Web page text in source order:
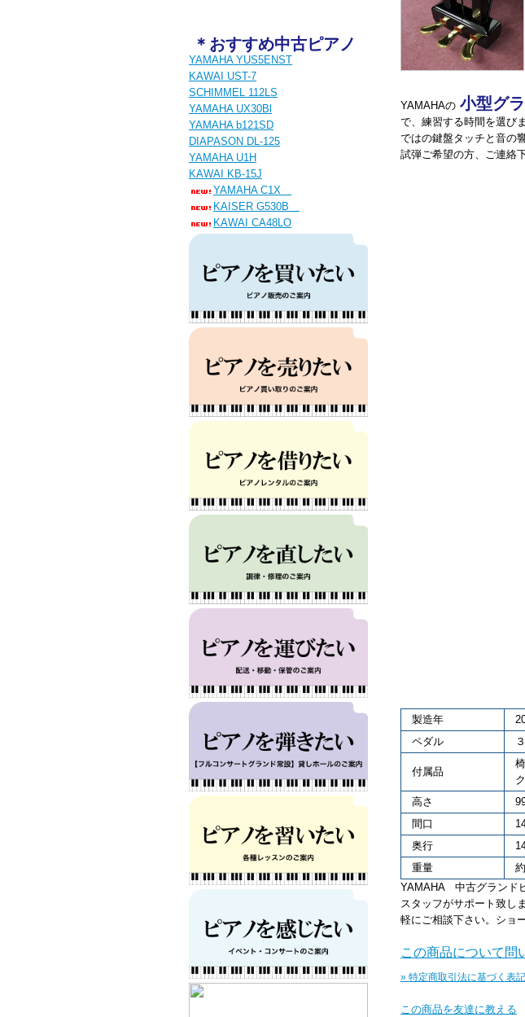
＊おすすめ中古ピアノ
YAMAHA YUS5ENST
KAWAI UST-7
SCHIMMEL 112LS
YAMAHA UX30Bl
YAMAHA b121SD
DIAPASON DL-125
YAMAHA U1H
KAWAI KB-15J
YAMAHA C1X
KAISER G530B
KAWAI CA48LO
YAMAHAの 小型グ
で、練習する時間を選び
ではの鍵盤タッチと音の
試弾ご希望の方、ご連絡
製造年
ペダル
付属品
高さ
間口
奥行
重量
YAMAHA 中古グランド
スタッフがサポート致し
軽にご相談下さい。ショ
この商品について問
» 特定商取引法に基づく表
この商品を友達に教える